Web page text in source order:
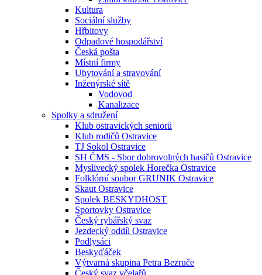
Kultura
Sociální služby
Hřbitovy
Odpadové hospodářství
Česká pošta
Místní firmy
Ubytování a stravování
Inženýrské sítě
Vodovod
Kanalizace
Spolky a sdružení
Klub ostravických seniorů
Klub rodičů Ostravice
TJ Sokol Ostravice
SH ČMS - Sbor dobrovolných hasičů Ostravice
Myslivecký spolek Horečka Ostravice
Folklórní soubor GRUNIK Ostravice
Skaut Ostravice
Spolek BESKYDHOST
Sportovky Ostravice
Český rybářský svaz
Jezdecký oddíl Ostravice
Podlysáci
Beskyďáček
Výtvarná skupina Petra Bezruče
Český svaz včelařů